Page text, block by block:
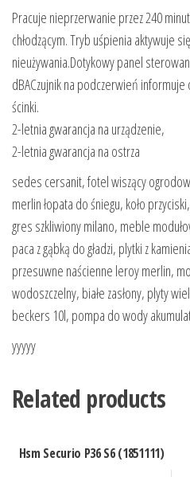
Pracuje nieprzerwanie przez 240
chłodzącym. Tryb uśpienia aktywuje
nieużywania.Dotykowy panel
dBACzujnik na podczerwień
ścinki.
2-letnia gwarancja na urządzenie,
2-letnia gwarancja na ostrza
sedes cersanit, fotel wiszący
merlin łopata do śniegu, koło
gres szkliwiony milano, meble
paca z gąbką do gładzi, plytki z
przesuwne naścienne leroy merlin,
wodoszczelny, białe zasłony, plyty
beckers 10l, pompa do wody
yyyyy
Related products
Hsm Securio P36 S6 (1851111)